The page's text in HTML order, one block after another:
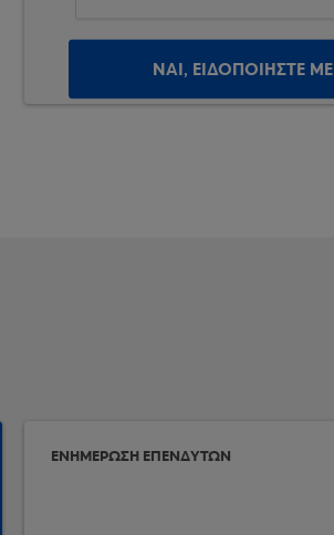
ΝΑΙ, ΕΙΔΟΠΟΙΗΣΤΕ ΜΕ
ΕΝΗΜΕΡΩΣΗ ΕΠΕΝΔΥΤΩΝ